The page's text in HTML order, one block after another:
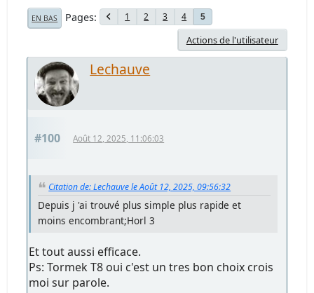
EN BAS Pages 1 2 3 4 5
Actions de l'utilisateur
Lechauve
#100 Août 12, 2025, 11:06:03
Citation de: Lechauve le Août 12, 2025, 09:56:32
Depuis j 'ai trouvé plus simple plus rapide et
moins encombrant;Horl 3
Et tout aussi efficace.
Ps: Tormek T8 oui c'est un tres bon choix crois
moi sur parole.